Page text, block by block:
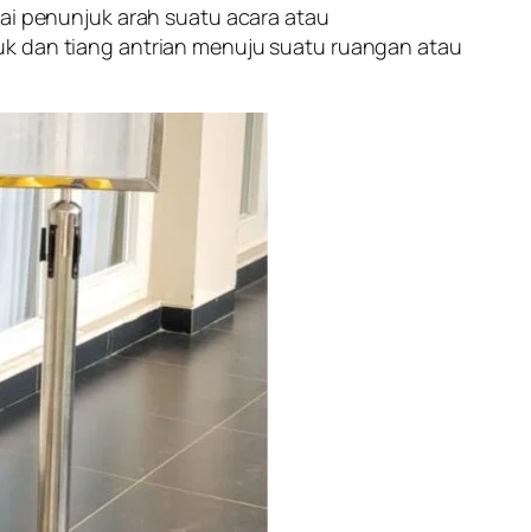
penunjuk arah suatu acara atau
dan tiang antrian menuju suatu ruangan atau